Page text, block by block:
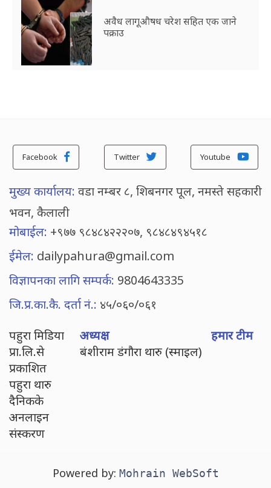
अवैध लागूऔषध चरेश सहित एक जाने
पक्राउ
Facebook Twitter Youtube
मुख्य कार्यालय: वडा नम्बर ८, शिबनगर पूल, नमस्ते सहकारी
भवन, कैलाली
मोबाईल: +९७७ ९८४८४२२२०७, ९८४८४९४५१८
ईमेल: dailypahura@gmail.com
विज्ञापनका लागि सम्पर्क: 9804643335
जि.प्र.का.कै. दर्ता नं.: ४५/०६०/०६१
पहुरा मिडिया
प्रा.लि.से
प्रकाशित
पहुरा थारु
दैनिकके
अनलाइन
संस्करण
अध्यक्ष
बंशीराम डंगौरा थारु (स्माइल)
हमार टीम
Powered by: Mohrain WebSoft